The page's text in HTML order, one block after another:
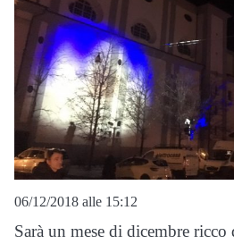
06/12/2018 alle 15:12
Sarà un mese di dicembre